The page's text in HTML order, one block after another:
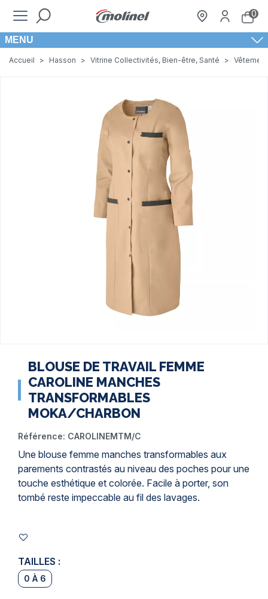
0
MENU
Accueil > Hasson > Vitrine Collectivités, Bien-être, Santé >
BLOUSE DE TRAVAIL FEMME
CAROLINE MANCHES
TRANSFORMABLES
MOKA/CHARBON
Référence: CAROLINEMTM/C
Une blouse femme manches transformables aux
parements contrastés au niveau des poches pour une
touche esthétique et colorée. Facile à porter, son
tombé reste impeccable au fil des lavages.
TAILLES :
0 À 6